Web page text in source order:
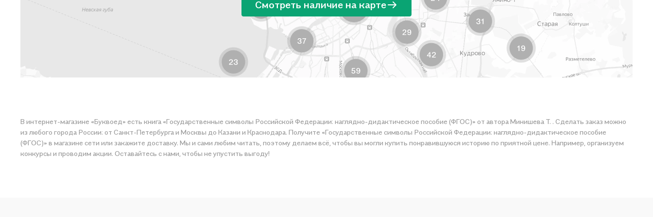
Смотреть наличие на карте
В интернет-магазине «Буквоед» есть книга «Государственные символы Российской Федерации: наглядно-дидактическое пособие (ФГОС)» от автора Минишева Т. . Сделать заказ можно
из любого города России: от Санкт-Петербурга и Москвы до Казани и Краснодара. Получите «Государственные символы Российской Федерации: наглядно-дидактическое пособие
(ФГОС)» в магазине сети или закажите доставку. Мы и сами любим читать, поэтому делаем всё, чтобы вы могли купить понравившуюся историю по приятной цене. Например, организуем
конкурсы и проводим акции. Оставайтесь с нами, чтобы не упустить выгоду!